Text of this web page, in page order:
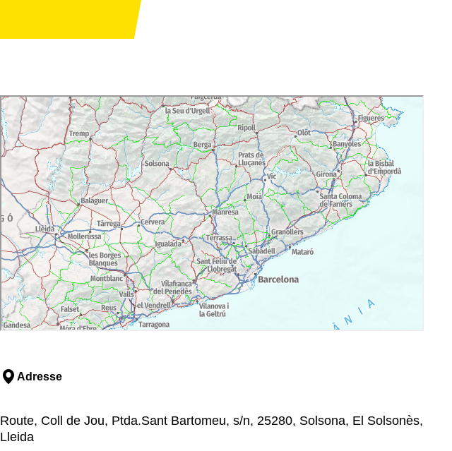
Adresse
Route, Coll de Jou, Ptda.Sant Bartomeu, s/n, 25280, Solsona, El Solsonès,
Lleida